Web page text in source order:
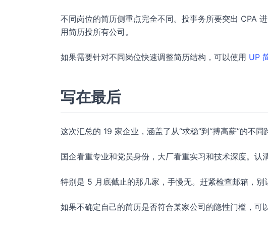
不同岗位的简历侧重点完全不同。投事务所要突出 CPA
用简历投所有公司。
如果需要针对不同岗位快速调整简历结构，可以使用 UP
写在最后
这次汇总的 19 家企业，涵盖了从“求稳”到“搏高薪”的不同
国企看重专业和党员身份，大厂看重实习和技术深度。认
特别是 5 月底截止的那几家，手慢无。赶紧检查邮箱，别
如果不确定自己的简历是否符合某家公司的隐性门槛，可